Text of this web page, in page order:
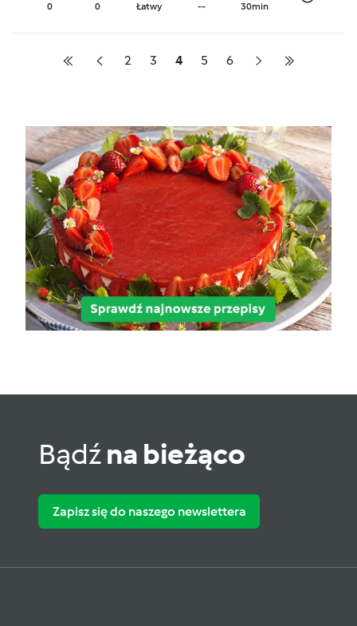
0 0 Łatwy -- 30min
2 3 4 5 6
Bądźna bieżąco
Zapisz się do naszego newslettera